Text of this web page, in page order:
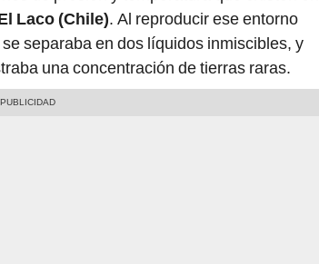
Laco (Chile). Al reproducir ese entorno
separaba en dos líquidos inmiscibles, y
una concentración de tierras raras.